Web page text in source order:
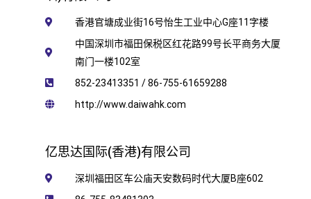
香港官塘成业街16号怡生工业中心G座11字楼
中国深圳市福田保税区红花路99号长平商务大厦
南门一楼102室​
852-23413351 / 86-755-61659288
http://www.daiwahk.com
亿思达国际(香港)有限公司
深圳福田区车公庙天安数码时代大厦B座602